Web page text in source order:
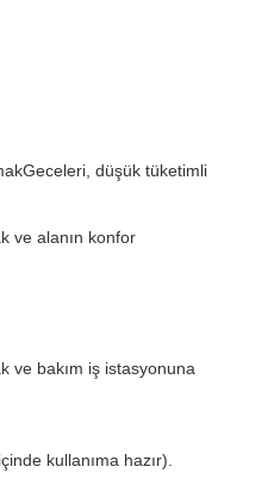
düşük tüketimli
ve alanın konfor
ve bakım iş istasyonuna
kullanıma hazır).